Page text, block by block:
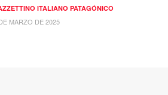
ITALIANO PATAGÓNICO
MARZO DE 2025